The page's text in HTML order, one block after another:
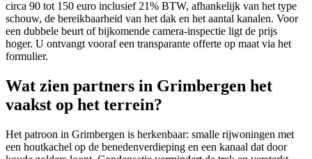
circa 90 tot 150 euro inclusief 21% BTW, afhankelijk van het type
schouw, de bereikbaarheid van het dak en het aantal kanalen. Voor
een dubbele beurt of bijkomende camera-inspectie ligt de prijs
hoger. U ontvangt vooraf een transparante offerte op maat via het
formulier.
Wat zien partners in Grimbergen het
vaakst op het terrein?
Het patroon in Grimbergen is herkenbaar: smalle rijwoningen met
een houtkachel op de benedenverdieping en een kanaal dat door